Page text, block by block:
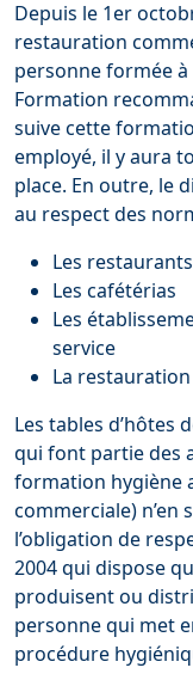
Depuis le 1er
restauration
personne formée
Formation
suive cette
employé, il y aura
place. En outre, le
au respect des
Les
Les cafétérias
Les
service
La
Les tables d’hôtes
qui font partie des
formation hygiène
commerciale) n’en
l’obligation de
2004 qui dispose
produisent ou
personne qui met
procédure